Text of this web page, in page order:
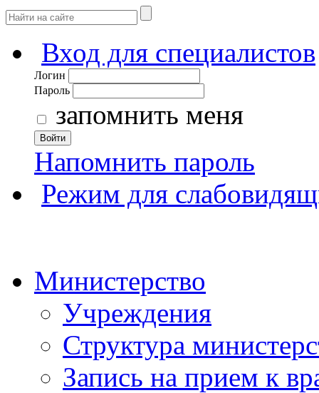
Вход для специалистов
Логин
Пароль
запомнить меня
Войти
Напомнить пароль
Режим для
Министерство
Учреждения
Структура
Запись на прием к